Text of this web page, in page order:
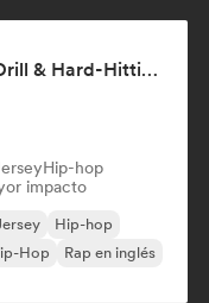
It's a Trap! 💥 Drill, UK Drill & Hard-Hitting Trap
Hip-hop
impacto
Hip-hop
Hop
Rap en inglés